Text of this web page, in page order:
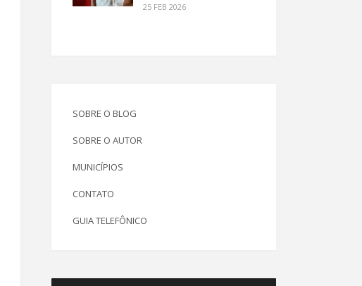
25 FEB 2026
SOBRE O BLOG
SOBRE O AUTOR
MUNICÍPIOS
CONTATO
GUIA TELEFÔNICO